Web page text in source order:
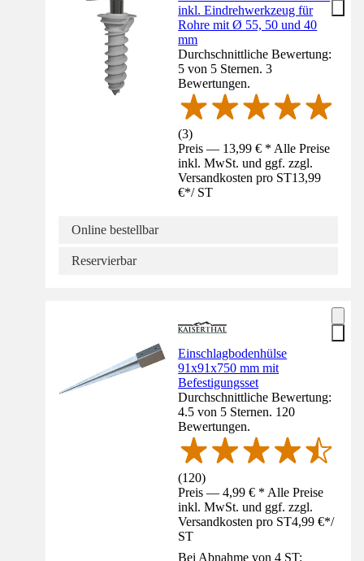
inkl. Eindrehwerkzeug für
Rohre mit Ø 55, 50 und 40
mm
Durchschnittliche Bewertung:
5 von 5 Sternen. 3
Bewertungen.
(3)
Preis — 13,99 € * Alle Preise
inkl. MwSt. und ggf. zzgl.
Versandkosten pro ST13,99
€*/ ST
Online bestellbar
Reservierbar
Einschlagbodenhülse
91x91x750 mm mit
Befestigungsset
Durchschnittliche Bewertung:
4.5 von 5 Sternen. 120
Bewertungen.
(120)
Preis — 4,99 € * Alle Preise
inkl. MwSt. und ggf. zzgl.
Versandkosten pro ST4,99 €*/
ST
Bei Abnahme von 4 ST: